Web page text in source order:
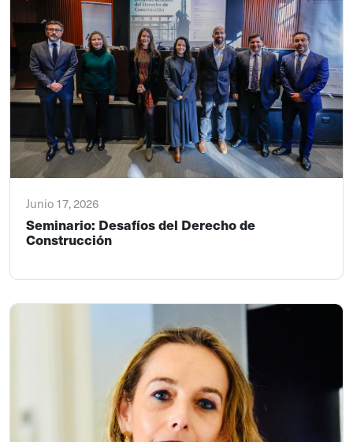
Junio 17, 2026
Seminario: Desafíos del Derecho de
Construcción